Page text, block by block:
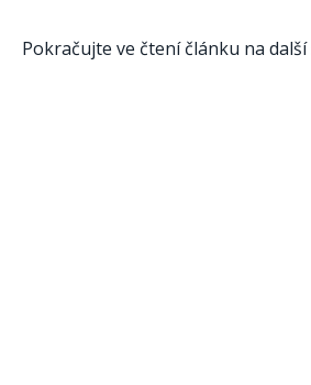
Pokračujte ve čtení článku na